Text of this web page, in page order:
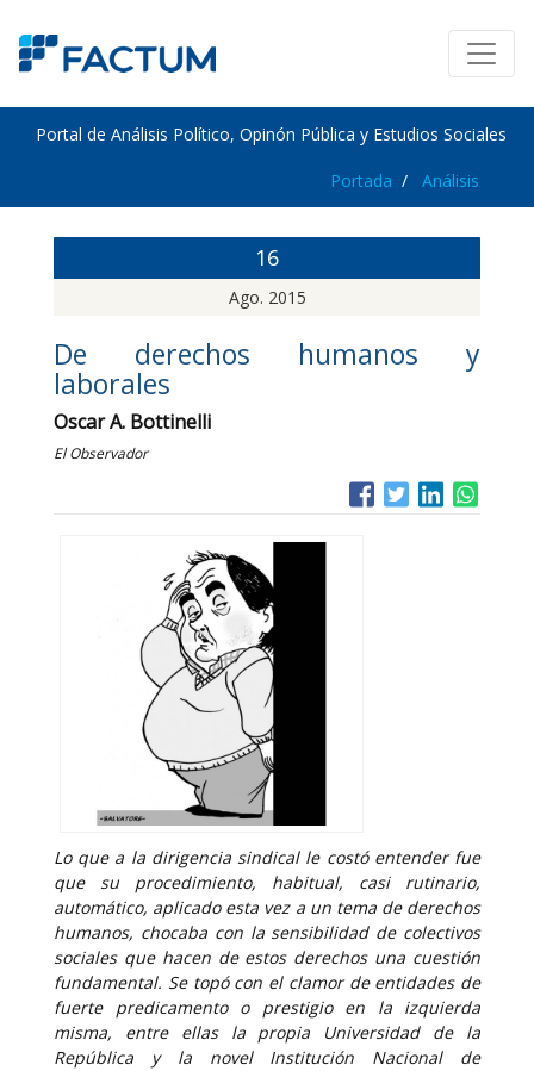
Portal de Análisis Político, Opinón Pública y Estudios Sociales
Portada Análisis
16
Ago. 2015
De derechos humanos y
laborales
Oscar A. Bottinelli
El Observador
Lo que a la dirigencia sindical le costó entender fue
que su procedimiento, habitual, casi rutinario,
automático, aplicado esta vez a un tema de derechos
humanos, chocaba con la sensibilidad de colectivos
sociales que hacen de estos derechos una cuestión
fundamental. Se topó con el clamor de entidades de
fuerte predicamento o prestigio en la izquierda
misma, entre ellas la propia Universidad de la
República y la novel Institución Nacional de